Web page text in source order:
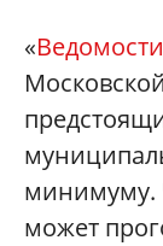
«Ведомости
минимуму.
может